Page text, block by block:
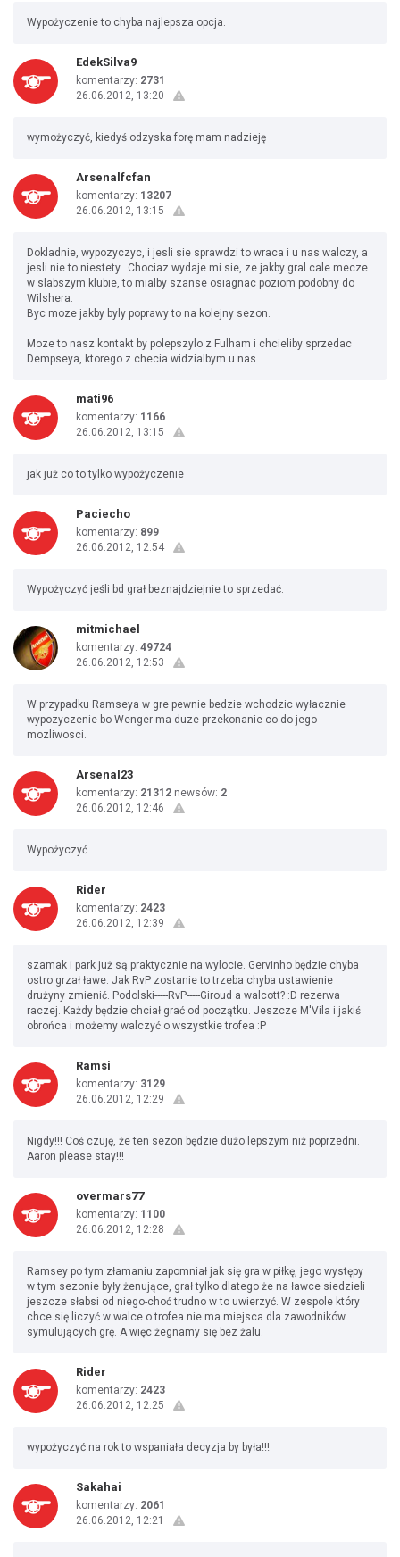
Wypożyczenie to chyba najlepsza opcja.
EdekSilva9
komentarzy: 2731
26.06.2012, 13:20
wymożyczyć, kiedyś odzyska forę mam nadzieję
Arsenalfcfan
komentarzy: 13207
26.06.2012, 13:15
Dokladnie, wypozyczyc, i jesli sie sprawdzi to wraca i u nas walczy, a
jesli nie to niestety.. Chociaz wydaje mi sie, ze jakby gral cale mecze
w slabszym klubie, to mialby szanse osiagnac poziom podobny do
Wilshera.
Byc moze jakby byly poprawy to na kolejny sezon.
Moze to nasz kontakt by polepszylo z Fulham i chcieliby sprzedac
Dempseya, ktorego z checia widzialbym u nas.
mati96
komentarzy: 1166
26.06.2012, 13:15
jak już co to tylko wypożyczenie
Paciecho
komentarzy: 899
26.06.2012, 12:54
Wypożyczyć jeśli bd grał beznajdziejnie to sprzedać.
mitmichael
komentarzy: 49724
26.06.2012, 12:53
W przypadku Ramseya w gre pewnie bedzie wchodzic wyłacznie
wypozyczenie bo Wenger ma duze przekonanie co do jego
mozliwosci.
Arsenal23
komentarzy: 21312 newsów: 2
26.06.2012, 12:46
Wypożyczyć
Rider
komentarzy: 2423
26.06.2012, 12:39
szamak i park już są praktycznie na wylocie. Gervinho będzie chyba
ostro grzał ławe. Jak RvP zostanie to trzeba chyba ustawienie
drużyny zmienić. Podolski-----RvP-----Giroud a walcott? :D rezerwa
raczej. Każdy będzie chciał grać od początku. Jeszcze M'Vila i jakiś
obrońca i możemy walczyć o wszystkie trofea :P
Ramsi
komentarzy: 3129
26.06.2012, 12:29
Nigdy!!! Coś czuję, że ten sezon będzie dużo lepszym niż poprzedni.
Aaron please stay!!!
overmars77
komentarzy: 1100
26.06.2012, 12:28
Ramsey po tym złamaniu zapomniał jak się gra w piłkę, jego występy
w tym sezonie były żenujące, grał tylko dlatego że na ławce siedzieli
jeszcze słabsi od niego-choć trudno w to uwierzyć. W zespole który
chce się liczyć w walce o trofea nie ma miejsca dla zawodników
symulujących grę. A więc żegnamy się bez żalu.
Rider
komentarzy: 2423
26.06.2012, 12:25
wypożyczyć na rok to wspaniała decyzja by była!!!
Sakahai
komentarzy: 2061
26.06.2012, 12:21